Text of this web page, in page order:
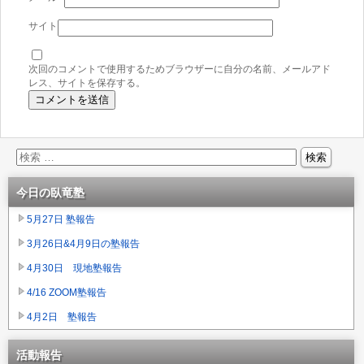
サイト
次回のコメントで使用するためブラウザーに自分の名前、メールアド
レス、サイトを保存する。
今日の臥竜塾
5月27日 塾報告
3月26日&4月9日の塾報告
4月30日 現地塾報告
4/16 ZOOM塾報告
4月2日 塾報告
活動報告